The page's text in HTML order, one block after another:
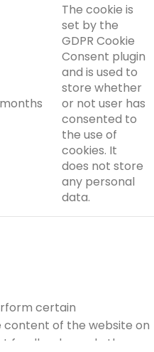
months
The cookie is
set by the
GDPR Cookie
Consent plugin
and is used to
store whether
or not user has
consented to
the use of
cookies. It
does not store
any personal
data.
certain
content of the website on
feedbacks, and other